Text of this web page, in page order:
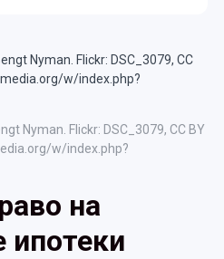
Nyman. Flickr: DSC_3079, CC BY
w/index.php?
на